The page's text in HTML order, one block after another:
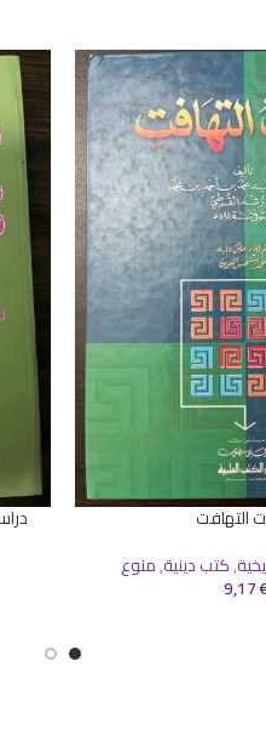
التهافت
,كتب دينية,منوع
9,17